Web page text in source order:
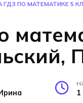
ГДЗ ПО МАТЕМАТИКЕ 5